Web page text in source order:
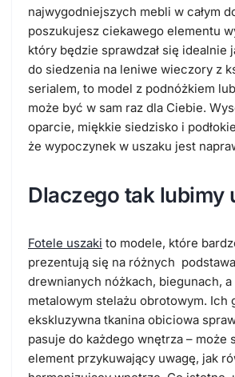
najwygodniejszych mebli w całym
poszukujesz ciekawego elementu
który będzie sprawdzał się idealnie
do siedzenia na leniwe wieczory z
serialem, to model z podnóżkiem
może być w sam raz dla Ciebie.
oparcie, miękkie siedzisko i
że wypoczynek w uszaku jest
Dlaczego tak lubimy
Fotele uszaki to modele, które
prezentują się na różnych
drewnianych nóżkach, biegunach, a
metalowym stelażu obrotowym. Ich
ekskluzywna tkanina obiciowa
pasuje do każdego wnętrza – może
element przykuwający uwagę, jak